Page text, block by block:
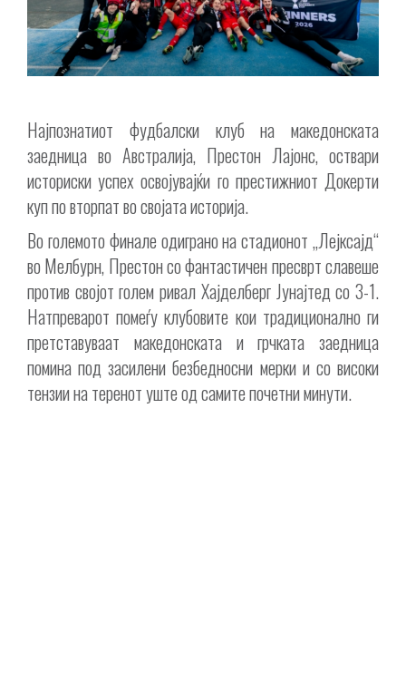
Најпознатиот фудбалски клуб на македонската
заедница во Австралија, Престон Лајонс, оствари
историски успех освојувајќи го престижниот Докерти
куп по вторпат во својата историја.
Во големото финале одиграно на стадионот „Лејксајд“
во Мелбурн, Престон со фантастичен пресврт славеше
против својот голем ривал Хајделберг Јунајтед со 3-1.
Натпреварот помеѓу клубовите кои традиционално ги
претставуваат македонската и грчката заедница
помина под засилени безбедносни мерки и со високи
тензии на теренот уште од самите почетни минути.